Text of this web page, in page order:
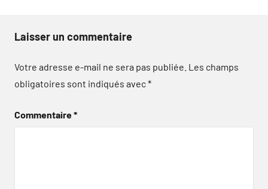
Laisser un commentaire
Votre adresse e-mail ne sera pas publiée. Les champs
obligatoires sont indiqués avec*
Commentaire*